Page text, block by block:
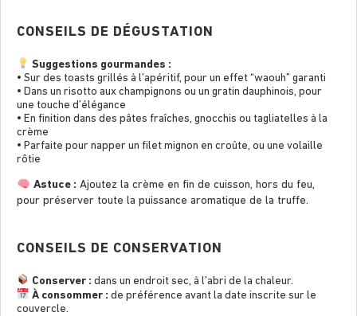
CONSEILS DE DÉGUSTATION
Suggestions gourmandes :
• Sur des toasts grillés à l’apéritif, pour un effet “waouh” garanti
• Dans un risotto aux champignons ou un gratin dauphinois, pour
une touche d’élégance
• En finition dans des pâtes fraîches, gnocchis ou tagliatelles à la
crème
• Parfaite pour napper un filet mignon en croûte, ou une volaille
rôtie
Astuce : Ajoutez la crème en fin de cuisson, hors du feu,
pour préserver toute la puissance aromatique de la truffe.
CONSEILS DE CONSERVATION
Conserver : dans un endroit sec, à l’abri de la chaleur.
À consommer : de préférence avant la date inscrite sur le
couvercle.